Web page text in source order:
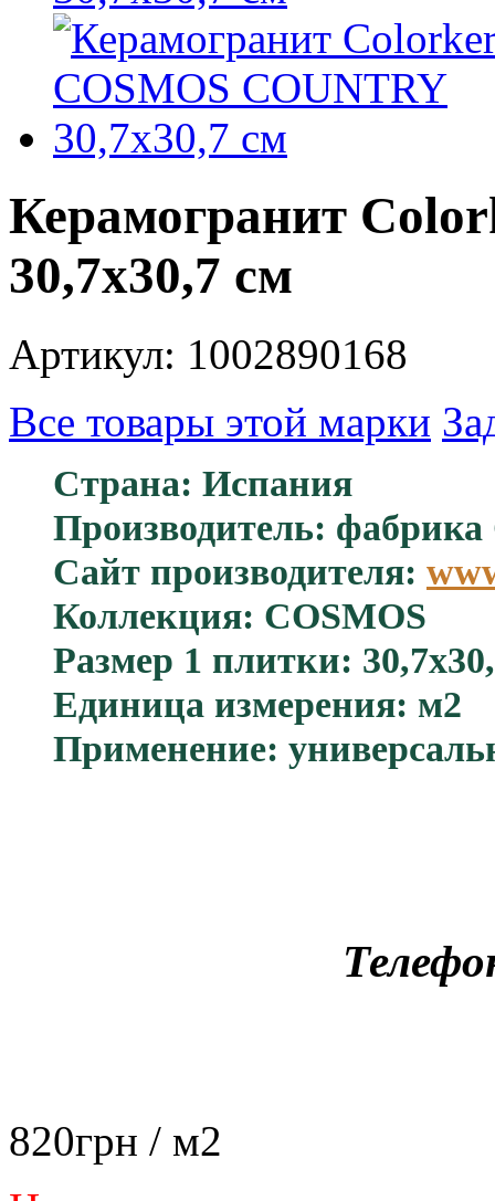
Керамогранит
30,7х30,7 см
Артикул: 1002890168
Все товары этой марки
Страна: Испания
Производитель:
Сайт производителя:
Коллекция: COSMOS
Размер 1 плитки:
Единица измерения: м2
Применение:
820грн / м2